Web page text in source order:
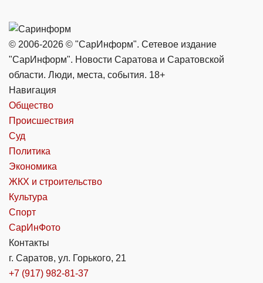
© 2006-2026 © "СарИнформ". Сетевое издание
"СарИнформ". Новости Саратова и Саратовской
области. Люди, места, события. 18+
Навигация
Общество
Происшествия
Суд
Политика
Экономика
ЖКХ и строительство
Культура
Спорт
СарИнФото
Контакты
г. Саратов, ул. Горького, 21
+7 (917) 982-81-37